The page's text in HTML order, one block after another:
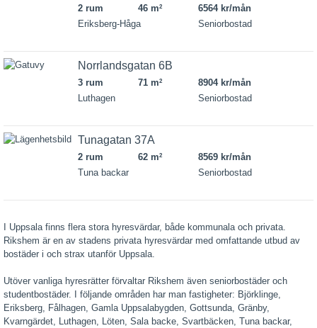
2 rum 46 m2
6564 kr/mån
Eriksberg-Håga
Seniorbostad
Norrlandsgatan 6B
3 rum 71 m2
8904 kr/mån
Luthagen
Seniorbostad
Tunagatan 37A
2 rum 62 m2
8569 kr/mån
Tuna backar
Seniorbostad
I Uppsala finns flera stora hyresvärdar, både kommunala och privata.
Rikshem är en av stadens privata hyresvärdar med omfattande utbud av
bostäder i och strax utanför Uppsala.
Utöver vanliga hyresrätter förvaltar Rikshem även seniorbostäder och
studentbostäder. I följande områden har man fastigheter: Björklinge,
Eriksberg, Fålhagen, Gamla Uppsalabygden, Gottsunda, Gränby,
Kvarngärdet, Luthagen, Löten, Sala backe, Svartbäcken, Tuna backar,